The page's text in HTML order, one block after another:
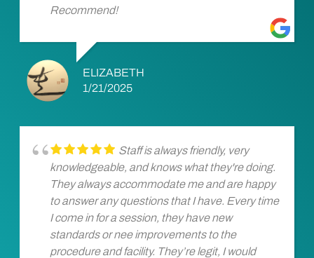
Recommend!
ELIZABETH
1/21/2025
Staff is always friendly, very
knowledgeable, and knows what they're doing.
They always accommodate me and are happy
to answer any questions that I have. Every time
I come in for a session, they have new
standards or nee improvements to the
procedure and facility. They’re legit, I would